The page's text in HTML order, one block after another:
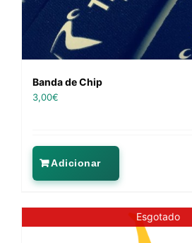
Banda de Chip
3,00€
Adicionar
Esgotado